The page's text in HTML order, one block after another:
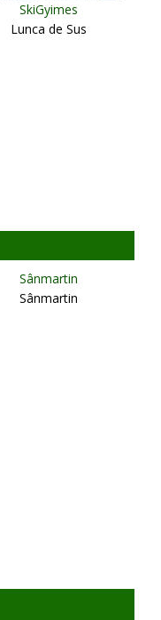
SkiGyimes
Lunca de Sus
Sânmartin
Sânmartin